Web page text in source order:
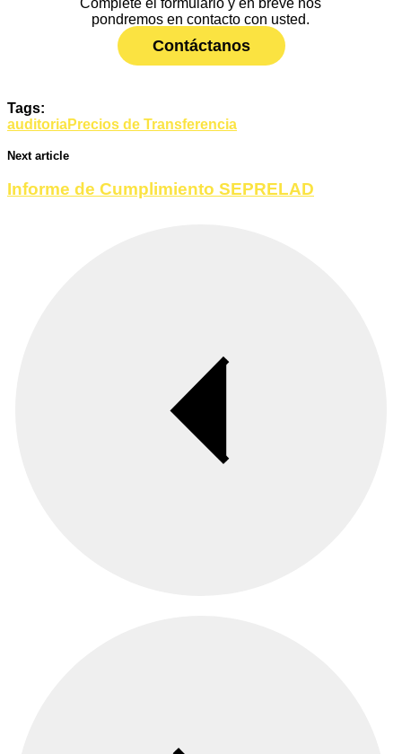
pondremos en contacto con usted.
Contáctanos
Tags:
auditoriaPrecios de Transferencia
Next article
Informe de Cumplimiento SEPRELAD